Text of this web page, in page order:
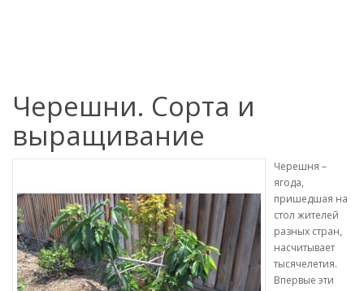
Черешни. Сорта и
выращивание
Черешня –
ягода,
пришедшая на
стол жителей
разных стран,
насчитывает
тысячелетия.
Впервые эти